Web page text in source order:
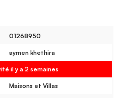
01268950
aymen khethira
il y a 2 semaines
Maisons et Villas